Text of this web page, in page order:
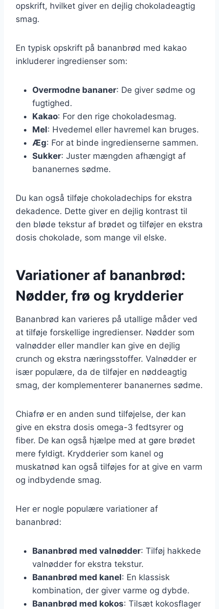
opskrift, hvilket giver en dejlig chokoladeagtig
smag.
En typisk opskrift på bananbrød med kakao
inkluderer ingredienser som:
Overmodne bananer: De giver sødme og
fugtighed.
Kakao: For den rige chokoladesmag.
Mel: Hvedemel eller havremel kan bruges.
Æg: For at binde ingredienserne sammen.
Sukker: Juster mængden afhængigt af
bananernes sødme.
Du kan også tilføje chokoladechips for ekstra
dekadence. Dette giver en dejlig kontrast til
den bløde tekstur af brødet og tilføjer en ekstra
dosis chokolade, som mange vil elske.
Variationer af bananbrød:
Nødder, frø og krydderier
Bananbrød kan varieres på utallige måder ved
at tilføje forskellige ingredienser. Nødder som
valnødder eller mandler kan give en dejlig
crunch og ekstra næringsstoffer. Valnødder er
især populære, da de tilføjer en nøddeagtig
smag, der komplementerer bananernes sødme.
Chiafrø er en anden sund tilføjelse, der kan
give en ekstra dosis omega-3 fedtsyrer og
fiber. De kan også hjælpe med at gøre brødet
mere fyldigt. Krydderier som kanel og
muskatnød kan også tilføjes for at give en varm
og indbydende smag.
Her er nogle populære variationer af
bananbrød:
Bananbrød med valnødder: Tilføj hakkede
valnødder for ekstra tekstur.
Bananbrød med kanel: En klassisk
kombination, der giver varme og dybde.
Bananbrød med kokos: Tilsæt kokosflager